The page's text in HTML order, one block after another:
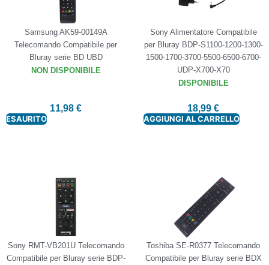
Samsung AK59-00149A
Telecomando Compatibile per
Bluray serie BD UBD
NON DISPONIBILE
11,98 €
ESAURITO
Sony Alimentatore Compatibile
per Bluray BDP-S1100-1200-1300-
1500-1700-3700-5500-6500-6700-
UDP-X700-X70
DISPONIBILE
18,99 €
AGGIUNGI AL CARRELLO
Sony RMT-VB201U Telecomando
Compatibile per Bluray serie BDP-
Toshiba SE-R0377 Telecomando
Compatibile per Bluray serie BDX